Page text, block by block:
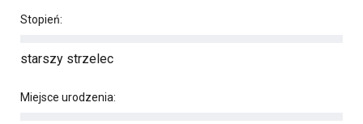
Stopień:
starszy strzelec
Miejsce urodzenia: